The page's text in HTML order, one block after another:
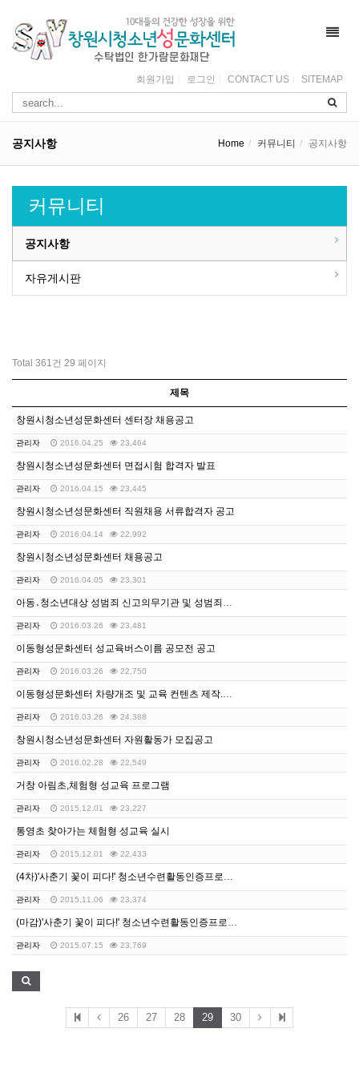
회원가입 로그인 CONTACT US SITEMAP
공지사항 Home 커뮤니티 공지사항
커뮤니티
공지사항
자유게시판
Total 361건 29 페이지
제목
창원시청소년성문화센터 센터장 채용공고
관리자 2016.04.25 23,464
창원시청소년성문화센터 면접시험 합격자 발표
관리자 2016.04.15 23,445
창원시청소년성문화센터 직원채용 서류합격자 공고
관리자 2016.04.14 22,992
창원시청소년성문화센터 채용공고
관리자 2016.04.05 23,301
아동․청소년대상 성범죄 신고의무기관 및 성범죄자 취업제…
관리자 2016.03.26 23,481
이동형성문화센터 성교육버스이름 공모전 공고
관리자 2016.03.26 22,750
이동형성문화센터 차량개조 및 교육 컨텐츠 제작.설치 용…
관리자 2016.03.26 24,388
창원시청소년성문화센터 자원활동가 모집공고
관리자 2016.02.28 22,549
거창 아림초,체험형 성교육 프로그램
관리자 2015.12.01 23,227
통영초 찾아가는 체험형 성교육 실시
관리자 2015.12.01 22,433
(4차)'사춘기 꽃이 피다!' 청소년수련활동인증프로그램…
관리자 2015.11.06 23,374
(마감)'사춘기 꽃이 피다!' 청소년수련활동인증프로그램…
관리자 2015.07.15 23,769
26 27 28 29 30